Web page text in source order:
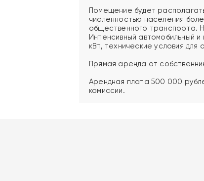
Помещение будет
численностью населения
общественного транспорта.
Интенсивный автомобильный
кВт, технические условия для
Прямая аренда от
Арендная плата 500 000
комиссии.